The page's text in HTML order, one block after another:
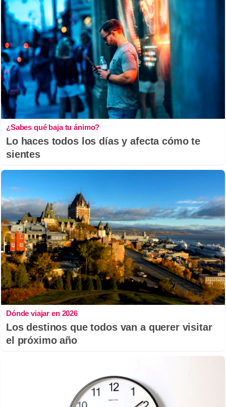
¿Sabes qué baja tu ánimo?
Lo haces todos los días y afecta cómo te
sientes
Dónde viajar en 2026
Los destinos que todos van a querer visitar
el próximo año